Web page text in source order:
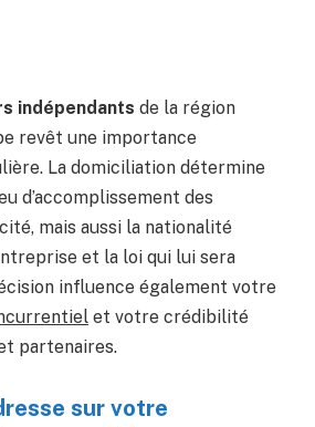
indépendants de la région
revêt une importance
La domiciliation détermine
d’accomplissement des
mais aussi la nationalité
et la loi qui lui sera
influence également votre
et votre crédibilité
partenaires.
sur votre